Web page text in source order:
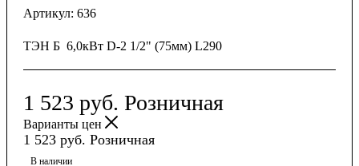
Артикул: 636
ТЭН Б 6,0кВт D-2 1/2" (75мм) L290
1 523 руб. Розничная
Варианты цен
1 523 руб. Розничная
В наличии